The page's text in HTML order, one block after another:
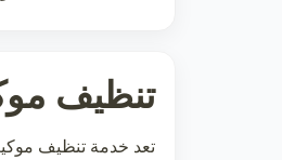
تنظيف
تعد خدمة تنظيف